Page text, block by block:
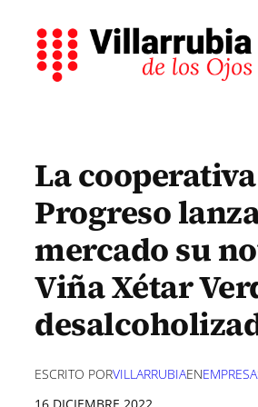
contenido
La
Progreso
mercado su
Viña Xétar
ESCRITO PORVILLARRUBIAEN